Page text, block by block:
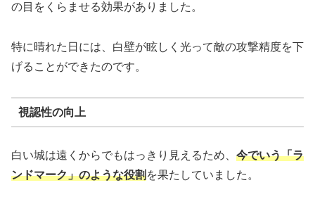
の目をくらませる効果がありました。
特に晴れた日には、白壁が眩しく光って敵の攻撃精度を下
げることができたのです。
視認性の向上
白い城は遠くからでもはっきり見えるため、 今でいう「ラ
ンドマーク」のような役割を果たしていました。